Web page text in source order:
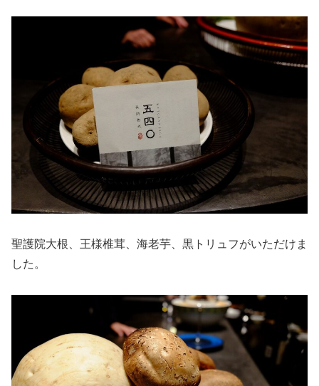
聖護院大根、王様椎茸、海老芋、黒トリュフがいただけま
した。